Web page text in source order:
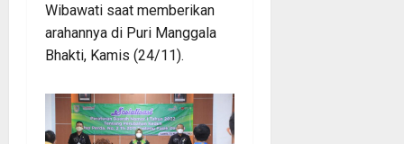
Wibawati saat memberikan
arahannya di Puri Manggala
Bhakti, Kamis (24/11).